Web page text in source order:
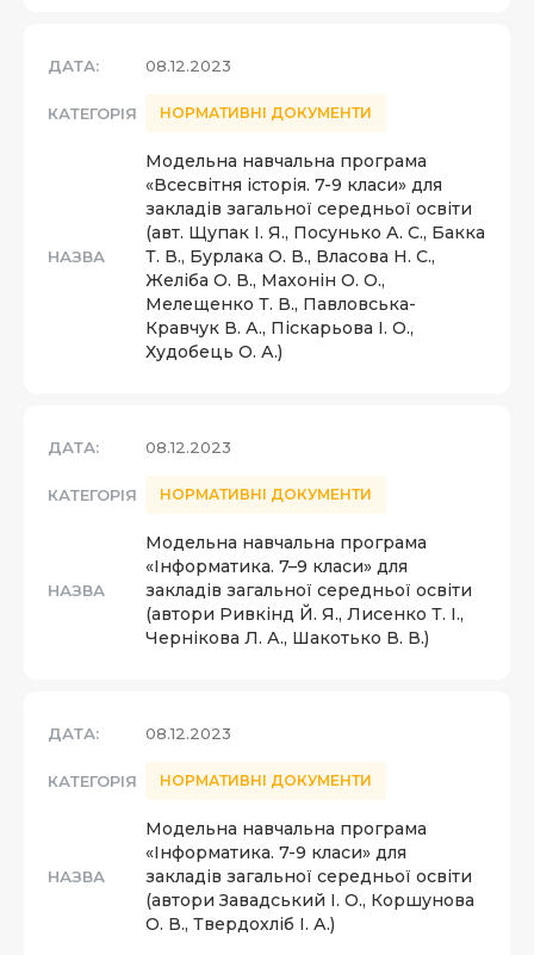
ДАТА: 08.12.2023
КАТЕГОРІЯ НОРМАТИВНІ ДОКУМЕНТИ
НАЗВА
Модельна навчальна програма
«Всесвітня історія. 7-9 класи» для
закладів загальної середньої освіти
(авт. Щупак І. Я., Посунько А. С., Бакка
Т. В., Бурлака О. В., Власова Н. С.,
Желіба О. В., Махонін О. О.,
Мелещенко Т. В., Павловська-
Кравчук В. А., Піскарьова І. О.,
Худобець О. А.)
ДАТА: 08.12.2023
КАТЕГОРІЯ НОРМАТИВНІ ДОКУМЕНТИ
НАЗВА
Модельна навчальна програма
«Інформатика. 7–9 класи» для
закладів загальної середньої освіти
(автори Ривкінд Й. Я., Лисенко Т. І.,
Чернікова Л. А., Шакотько В. В.)
ДАТА: 08.12.2023
КАТЕГОРІЯ НОРМАТИВНІ ДОКУМЕНТИ
НАЗВА
Модельна навчальна програма
«Інформатика. 7-9 класи» для
закладів загальної середньої освіти
(автори Завадський І. О., Коршунова
О. В., Твердохліб І. А.)